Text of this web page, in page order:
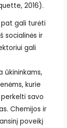
2016).
gali turėti
socialinės ir
gali
ūkininkams,
kurie
savo
Chemijos ir
poveikį